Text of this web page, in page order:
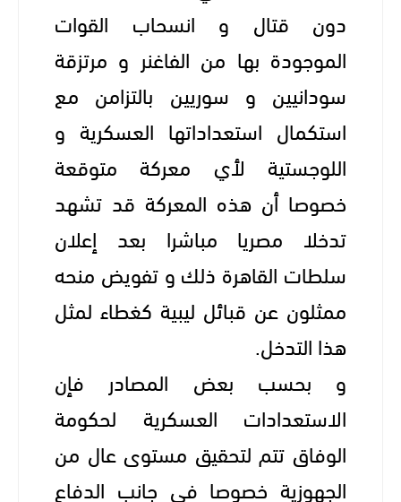
دون قتال و انسحاب القوات
الموجودة بها من الفاغنر و مرتزقة
سودانيين و سوريين بالتزامن مع
استكمال استعداداتها العسكرية و
اللوجستية لأي معركة متوقعة
خصوصا أن هذه المعركة قد تشهد
تدخلا مصريا مباشرا بعد إعلان
سلطات القاهرة ذلك و تفويض منحه
ممثلون عن قبائل ليبية كغطاء لمثل
هذا التدخل.
و بحسب بعض المصادر فإن
الاستعدادات العسكرية لحكومة
الوفاق تتم لتحقيق مستوى عال من
الجهوزية خصوصا في جانب الدفاع